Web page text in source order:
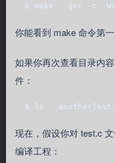
$ make   gcc -c -
你能看到 make 命令第
如果你再次查看目录内
件：
$ ls
现在，假设你对 test.c
编译工程：